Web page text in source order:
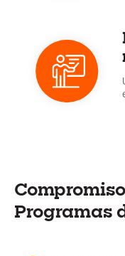
Programas